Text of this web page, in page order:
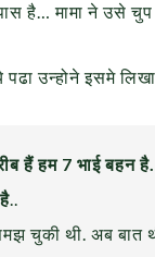
है… मामा ने उसे चुप
पढा उन्होने इसमे
हैं हम 7 भाई बहन
चुकी थी. अब बात